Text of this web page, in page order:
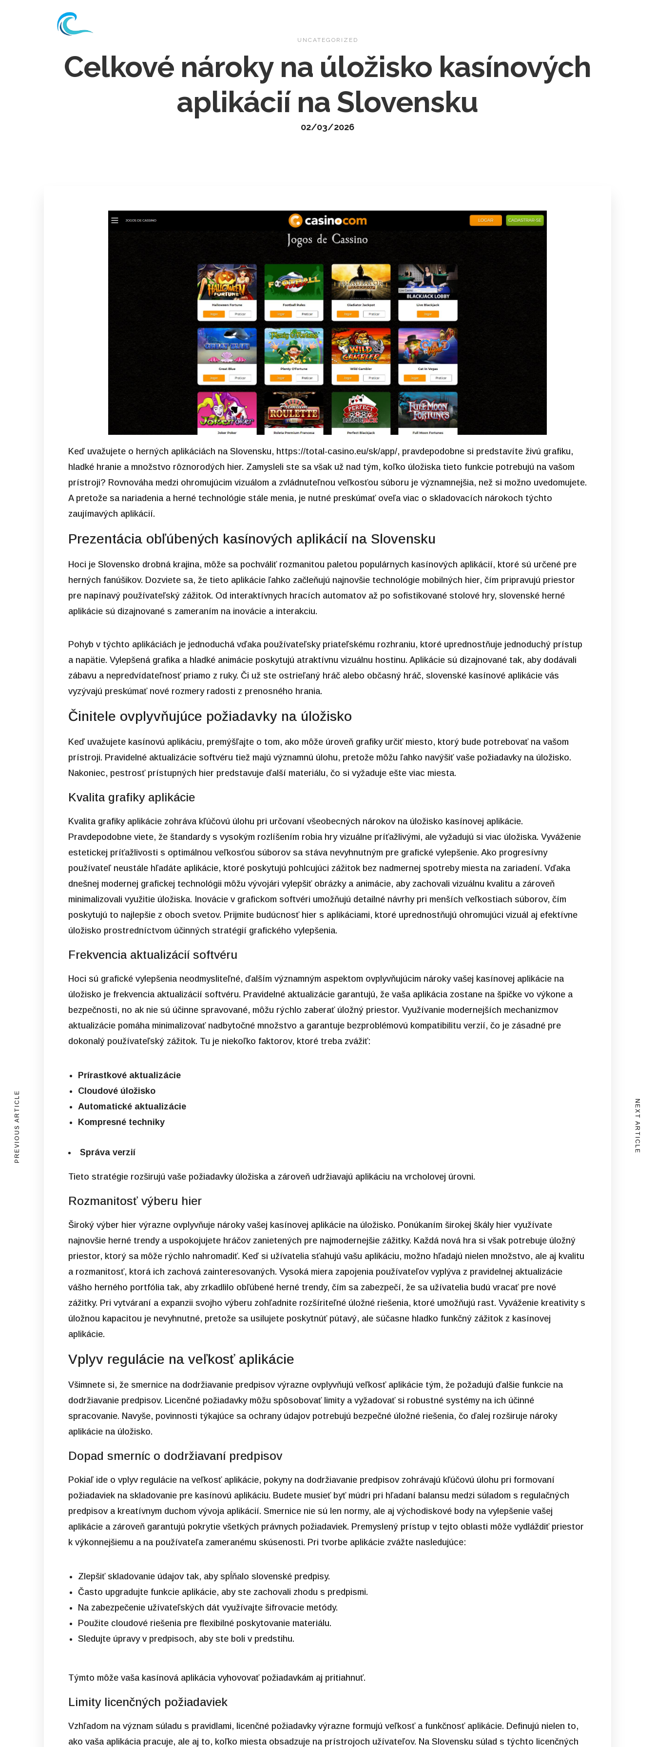
UNCATEGORIZED
Celkové nároky na úložisko kasínových
aplikácií na Slovensku
02/03/2026
Keď uvažujete o herných aplikáciách na Slovensku, https://total-casino.eu/sk/app/, pravdepodobne si predstavíte živú grafiku,
hladké hranie a množstvo rôznorodých hier. Zamysleli ste sa však už nad tým, koľko úložiska tieto funkcie potrebujú na vašom
prístroji? Rovnováha medzi ohromujúcim vizuálom a zvládnuteľnou veľkosťou súboru je významnejšia, než si možno uvedomujete.
A pretože sa nariadenia a herné technológie stále menia, je nutné preskúmať oveľa viac o skladovacích nárokoch týchto
zaujímavých aplikácií.
Prezentácia obľúbených kasínových aplikácií na Slovensku
Hoci je Slovensko drobná krajina, môže sa pochváliť rozmanitou paletou populárnych kasínových aplikácií, ktoré sú určené pre
herných fanúšikov. Dozviete sa, že tieto aplikácie ľahko začleňujú najnovšie technológie mobilných hier, čím pripravujú priestor
pre napínavý používateľský zážitok. Od interaktívnych hracích automatov až po sofistikované stolové hry, slovenské herné
aplikácie sú dizajnované s zameraním na inovácie a interakciu.
Pohyb v týchto aplikáciách je jednoduchá vďaka používateľsky priateľskému rozhraniu, ktoré uprednostňuje jednoduchý prístup
a napätie. Vylepšená grafika a hladké animácie poskytujú atraktívnu vizuálnu hostinu. Aplikácie sú dizajnované tak, aby dodávali
zábavu a nepredvídateľnosť priamo z ruky. Či už ste ostrieľaný hráč alebo občasný hráč, slovenské kasínové aplikácie vás
vyzývajú preskúmať nové rozmery radosti z prenosného hrania.
Činitele ovplyvňujúce požiadavky na úložisko
Keď uvažujete kasínovú aplikáciu, premýšľajte o tom, ako môže úroveň grafiky určiť miesto, ktorý bude potrebovať na vašom
prístroji. Pravidelné aktualizácie softvéru tiež majú významnú úlohu, pretože môžu ľahko navýšiť vaše požiadavky na úložisko.
Nakoniec, pestrosť prístupných hier predstavuje ďalší materiálu, čo si vyžaduje ešte viac miesta.
Kvalita grafiky aplikácie
Kvalita grafiky aplikácie zohráva kľúčovú úlohu pri určovaní všeobecných nárokov na úložisko kasínovej aplikácie.
Pravdepodobne viete, že štandardy s vysokým rozlíšením robia hry vizuálne príťažlivými, ale vyžadujú si viac úložiska. Vyváženie
estetickej príťažlivosti s optimálnou veľkosťou súborov sa stáva nevyhnutným pre grafické vylepšenie. Ako progresívny
používateľ neustále hľadáte aplikácie, ktoré poskytujú pohlcujúci zážitok bez nadmernej spotreby miesta na zariadení. Vďaka
dnešnej modernej grafickej technológii môžu vývojári vylepšiť obrázky a animácie, aby zachovali vizuálnu kvalitu a zároveň
minimalizovali využitie úložiska. Inovácie v grafickom softvéri umožňujú detailné návrhy pri menších veľkostiach súborov, čím
poskytujú to najlepšie z oboch svetov. Prijmite budúcnosť hier s aplikáciami, ktoré uprednostňujú ohromujúci vizuál aj efektívne
úložisko prostredníctvom účinných stratégií grafického vylepšenia.
Frekvencia aktualizácií softvéru
Hoci sú grafické vylepšenia neodmysliteľné, ďalším významným aspektom ovplyvňujúcim nároky vašej kasínovej aplikácie na
úložisko je frekvencia aktualizácií softvéru. Pravidelné aktualizácie garantujú, že vaša aplikácia zostane na špičke vo výkone a
bezpečnosti, no ak nie sú účinne spravované, môžu rýchlo zaberať úložný priestor. Využívanie modernejších mechanizmov
aktualizácie pomáha minimalizovať nadbytočné množstvo a garantuje bezproblémovú kompatibilitu verzií, čo je zásadné pre
dokonalý používateľský zážitok. Tu je niekoľko faktorov, ktoré treba zvážiť:
Prírastkové aktualizácie
Cloudové úložisko
Automatické aktualizácie
Kompresné techniky
Správa verzií
Tieto stratégie rozširujú vaše požiadavky úložiska a zároveň udržiavajú aplikáciu na vrcholovej úrovni.
Rozmanitosť výberu hier
Široký výber hier výrazne ovplyvňuje nároky vašej kasínovej aplikácie na úložisko. Ponúkaním širokej škály hier využívate
najnovšie herné trendy a uspokojujete hráčov zanietených pre najmodernejšie zážitky. Každá nová hra si však potrebuje úložný
priestor, ktorý sa môže rýchlo nahromadiť. Keď si užívatelia sťahujú vašu aplikáciu, možno hľadajú nielen množstvo, ale aj kvalitu
a rozmanitosť, ktorá ich zachová zainteresovaných. Vysoká miera zapojenia používateľov vyplýva z pravidelnej aktualizácie
vášho herného portfólia tak, aby zrkadlilo obľúbené herné trendy, čím sa zabezpečí, že sa užívatelia budú vracať pre nové
zážitky. Pri vytváraní a expanzii svojho výberu zohľadnite rozšíriteľné úložné riešenia, ktoré umožňujú rast. Vyváženie kreativity s
úložnou kapacitou je nevyhnutné, pretože sa usilujete poskytnúť pútavý, ale súčasne hladko funkčný zážitok z kasínovej
aplikácie.
Vplyv regulácie na veľkosť aplikácie
Všimnete si, že smernice na dodržiavanie predpisov výrazne ovplyvňujú veľkosť aplikácie tým, že požadujú ďalšie funkcie na
dodržiavanie predpisov. Licenčné požiadavky môžu spôsobovať limity a vyžadovať si robustné systémy na ich účinné
spracovanie. Navyše, povinnosti týkajúce sa ochrany údajov potrebujú bezpečné úložné riešenia, čo ďalej rozširuje nároky
aplikácie na úložisko.
Dopad smerníc o dodržiavaní predpisov
Pokiaľ ide o vplyv regulácie na veľkosť aplikácie, pokyny na dodržiavanie predpisov zohrávajú kľúčovú úlohu pri formovaní
požiadaviek na skladovanie pre kasínovú aplikáciu. Budete musieť byť múdri pri hľadaní balansu medzi súladom s regulačných
predpisov a kreatívnym duchom vývoja aplikácií. Smernice nie sú len normy, ale aj východiskové body na vylepšenie vašej
aplikácie a zároveň garantujú pokrytie všetkých právnych požiadaviek. Premyslený prístup v tejto oblasti môže vydláždiť priestor
k výkonnejšiemu a na používateľa zameranému skúsenosti. Pri tvorbe aplikácie zvážte nasledujúce:
Zlepšiť skladovanie údajov tak, aby spĺňalo slovenské predpisy.
Často upgradujte funkcie aplikácie, aby ste zachovali zhodu s predpismi.
Na zabezpečenie užívateľských dát využívajte šifrovacie metódy.
Použite cloudové riešenia pre flexibilné poskytovanie materiálu.
Sledujte úpravy v predpisoch, aby ste boli v predstihu.
Týmto môže vaša kasínová aplikácia vyhovovať požiadavkám aj pritiahnuť.
Limity licenčných požiadaviek
Vzhľadom na význam súladu s pravidlami, licenčné požiadavky výrazne formujú veľkosť a funkčnosť aplikácie. Definujú nielen to,
ako vaša aplikácia pracuje, ale aj to, koľko miesta obsadzuje na prístrojoch užívateľov. Na Slovensku súlad s týchto licenčných
PREVIOUS ARTICLE NEXT ARTICLE